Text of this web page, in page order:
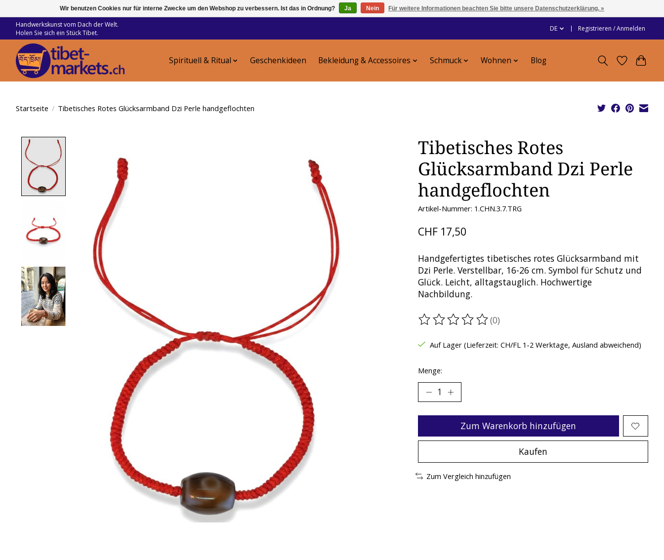
Handwerkskunst vom Dach der Welt.
Holen Sie sich ein Stück Tibet.
DE Registrieren / Anmelden
Spirituell & Ritual Geschenkideen Bekleidung & Accessoires Schmuck Wohnen Blog
Startseite / Tibetisches Rotes Glücksarmband Dzi Perle handgeflochten
Tibetisches Rotes
Glücksarmband Dzi Perle
handgeflochten
Artikel-Nummer: 1.CHN.3.7.TRG
CHF 17,50
Handgefertigtes tibetisches rotes Glücksarmband mit
Dzi Perle. Verstellbar, 16-26 cm. Symbol für Schutz und
Glück. Leicht, alltagstauglich. Hochwertige
Nachbildung.
Die Bewertung dieses Produkts ist
(0)
Auf Lager (Lieferzeit: CH/FL 1-2 Werktage, Ausland abweichend)
Menge:
Zum Warenkorb hinzufügen
Kaufen
Zum Vergleich hinzufügen
Wir benutzen Cookies nur für interne Zwecke um den Webshop zu verbessern. Ist das in Ordnung? Ja Nein Für weitere Informationen beachten Sie bitte unsere Datenschutzerklärung. »